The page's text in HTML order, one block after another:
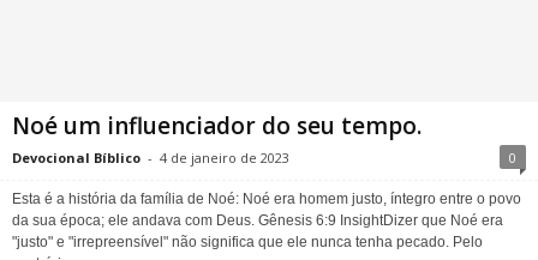
Noé um influenciador do seu tempo.
Devocional Bíblico - 4 de janeiro de 2023 0
Esta é a história da família de Noé: Noé era homem justo, íntegro entre o povo
da sua época; ele andava com Deus. Gênesis 6:9 InsightDizer que Noé era
"justo" e "irrepreensível" não significa que ele nunca tenha pecado. Pelo